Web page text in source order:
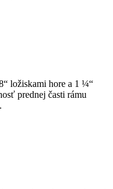
ložiskami hore a 1 ¼“
prednej časti rámu